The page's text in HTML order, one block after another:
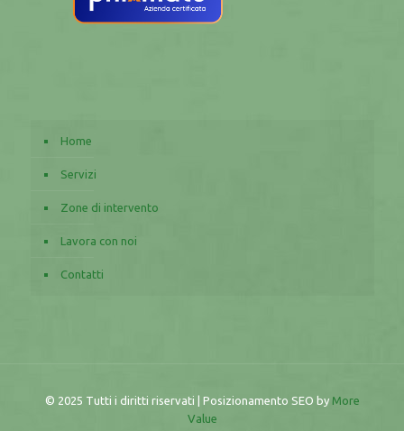
Home
Servizi
Zone di intervento
Lavora con noi
Contatti
© 2025 Tutti i diritti riservati | Posizionamento SEO by More
Value